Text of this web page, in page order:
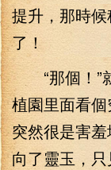
提升，那時
了！
“那個！”就
植園里面看
突然很是害
向了靈玉，只